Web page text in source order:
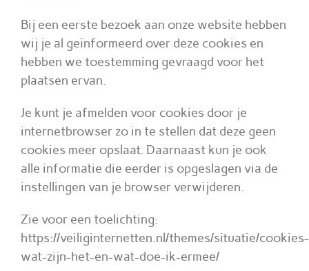
Bij een eerste bezoek aan onze website hebben
wij je al geïnformeerd over deze cookies en
hebben we toestemming gevraagd voor het
plaatsen ervan.
Je kunt je afmelden voor cookies door je
internetbrowser zo in te stellen dat deze geen
cookies meer opslaat. Daarnaast kun je ook
alle informatie die eerder is opgeslagen via de
instellingen van je browser verwijderen.
Zie voor een toelichting:
https://veiliginternetten.nl/themes/situatie/cookies-
wat-zijn-het-en-wat-doe-ik-ermee/